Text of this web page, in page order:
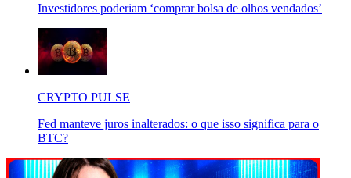
Investidores poderiam ‘comprar bolsa de olhos vendados’
CRYPTO PULSE
Fed manteve juros inalterados: o que isso significa para o
BTC?